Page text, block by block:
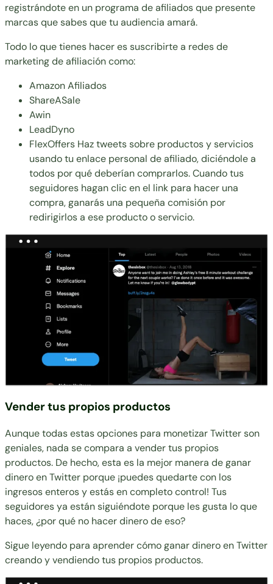
registrándote en un programa de afiliados que presente
marcas que sabes que tu audiencia amará.
Todo lo que tienes hacer es suscribirte a redes de
marketing de afiliación como:
Amazon Afiliados
ShareASale
Awin
LeadDyno
FlexOffers Haz tweets sobre productos y servicios
usando tu enlace personal de afiliado, diciéndole a
todos por qué deberían comprarlos. Cuando tus
seguidores hagan clic en el link para hacer una
compra, ganarás una pequeña comisión por
redirigirlos a ese producto o servicio.
Vender tus propios productos
Aunque todas estas opciones para monetizar Twitter son
geniales, nada se compara a vender tus propios
productos. De hecho, esta es la mejor manera de ganar
dinero en Twitter porque ¡puedes quedarte con los
ingresos enteros y estás en completo control! Tus
seguidores ya están siguiéndote porque les gusta lo que
haces, ¿por qué no hacer dinero de eso?
Sigue leyendo para aprender cómo ganar dinero en Twitter
creando y vendiendo tus propios productos.